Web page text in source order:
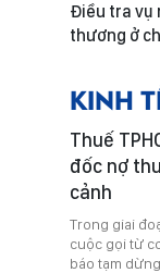
Điều tra vụ
thương ở
KINH
Thuế
đốc nợ
cảnh
Trong giai
cuộc gọi từ
báo tạm